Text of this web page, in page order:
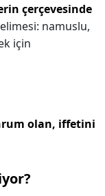
çerçevesinde
namuslu,
için
olan, iffetini